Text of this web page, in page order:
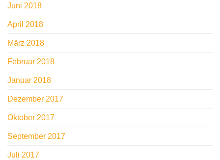
Juni 2018
April 2018
März 2018
Februar 2018
Januar 2018
Dezember 2017
Oktober 2017
September 2017
Juli 2017